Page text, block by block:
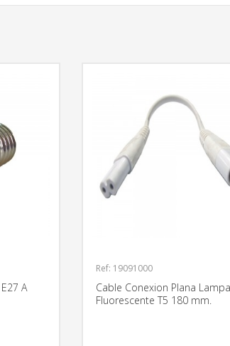
A
Ref: 19091000
Cable Conexion Plana
Fluorescente T5 180 mm.